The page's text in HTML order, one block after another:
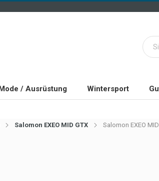
/ Ausrüstung Wintersport
Salomon EXEO MID GTX Salomon EXEO